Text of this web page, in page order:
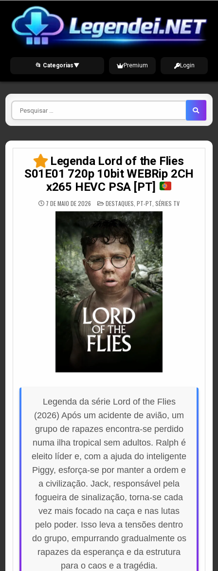
content
📂 Categorias▼ Premium Login
Pesquisar
por
Legenda Lord of the Flies
S01E01 720p 10bit WEBRip 2CH
x265 HEVC PSA [PT]
7 DE MAIO DE 2026 POSTED
IN
DESTAQUES PT-PT SÉRIES TV
Legenda da série Lord of the Flies
(2026) Após um acidente de avião, um
grupo de rapazes encontra-se perdido
numa ilha tropical sem adultos. Ralph é
eleito líder e, com a ajuda do inteligente
Piggy, esforça-se por manter a ordem e
a civilização. Jack, responsável pela
fogueira de sinalização, torna-se cada
vez mais focado na caça e nas lutas
pelo poder. Isso leva a tensões dentro
do grupo, empurrando gradualmente os
rapazes da esperança e da estrutura
para o caos e a tragédia.